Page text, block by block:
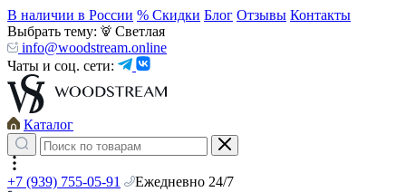
В наличии в России % Скидки Блог Отзывы Контакты
Выбрать тему:
Светлая
info@woodstream.online
Чаты и соц. сети:
Каталог
+7 (939) 755-05-91
Ежедневно 24/7